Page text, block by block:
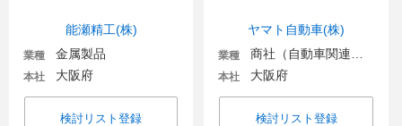
能瀬精工(株)
業種 金属製品
本社 大阪府
検討リスト登録
ヤマト自動車(株)
業種
本社 大阪府
検討リスト登録